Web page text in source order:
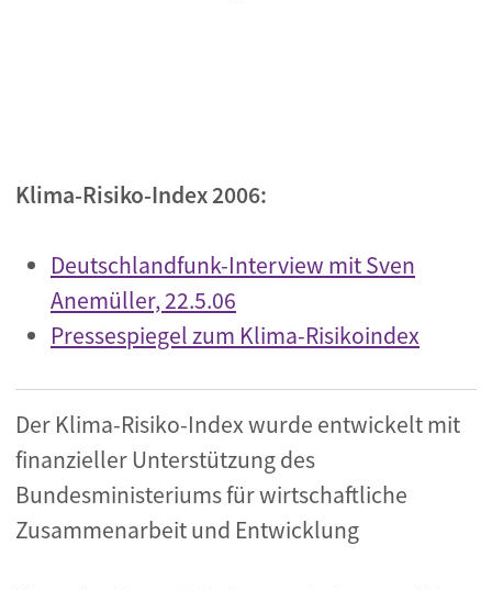
Klima-Risiko-Index 2006:
Deutschlandfunk-Interview mit Sven
Anemüller, 22.5.06
Pressespiegel zum Klima-Risikoindex
Der Klima-Risiko-Index wurde entwickelt mit
finanzieller Unterstützung des
Bundesministeriums für wirtschaftliche
Zusammenarbeit und Entwicklung